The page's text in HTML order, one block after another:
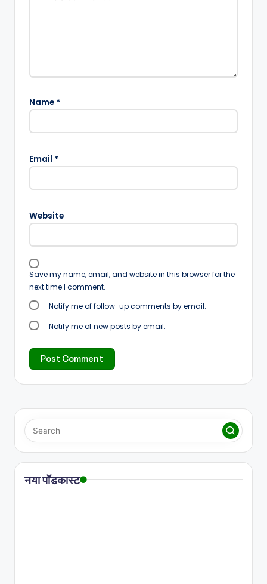
Name *
Email *
Website
Save my name, email, and website in this browser for the
next time I comment.
Notify me of follow-up comments by email.
Notify me of new posts by email.
नया पॉडकास्ट